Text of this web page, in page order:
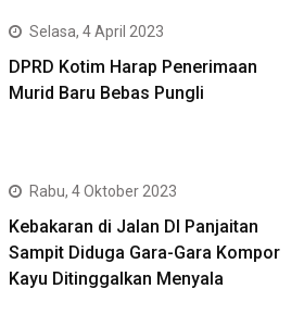
Selasa, 4 April 2023
DPRD Kotim Harap Penerimaan
Murid Baru Bebas Pungli
Rabu, 4 Oktober 2023
Kebakaran di Jalan DI Panjaitan
Sampit Diduga Gara-Gara Kompor
Kayu Ditinggalkan Menyala